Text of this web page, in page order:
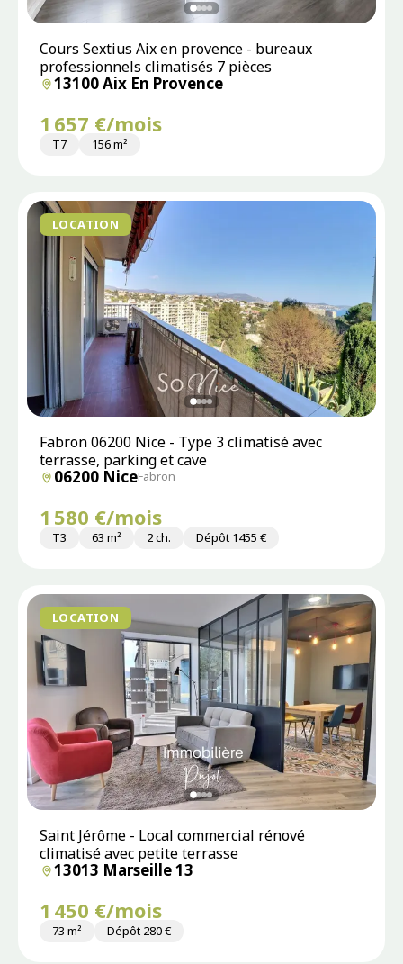
Cours Sextius Aix en provence - bureaux
professionnels climatisés 7 pièces
13100 Aix En Provence
1 657 €/mois
T7 156 m²
LOCATION
Fabron 06200 Nice - Type 3 climatisé avec
terrasse, parking et cave
06200 NiceFabron
1 580 €/mois
T3 63 m² 2 ch. Dépôt 1455 €
LOCATION
Saint Jérôme - Local commercial rénové
climatisé avec petite terrasse
13013 Marseille 13
1 450 €/mois
73 m² Dépôt 280 €